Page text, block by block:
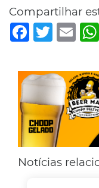
Compartilhar
Facebook
TwitterEmail
Notícias